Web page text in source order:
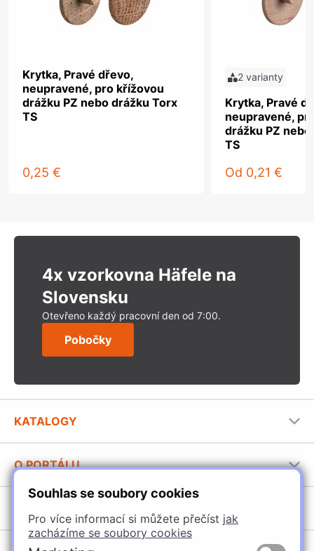
Souhlas se soubory cookies
Pro více informací si můžete přečíst jak
zacházíme se soubory cookies
Krytka, Pravé dřevo,
neupravené, pro křížovou
drážku PZ nebo drážku Torx
TS
0,25 €
2 varianty
Krytka, Pravé
neupravené,
drážku PZ
TS
Od 0,21 €
4x vzorkovna Häfele na
Slovensku
Otevřeno každý pracovní den od 7:00.
Pobočky
KATALOGY
Stavební katalog Häfele
Brožury Häfele
O PORTÁLU
Provozovatel portálu
Jak používat portál
Úchytky